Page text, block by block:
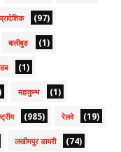
(97)
बालीबुड (1)
(1)
महाकुम्भ (1)
(985) रेलवे (19)
लखीमपुर डायरी (74)